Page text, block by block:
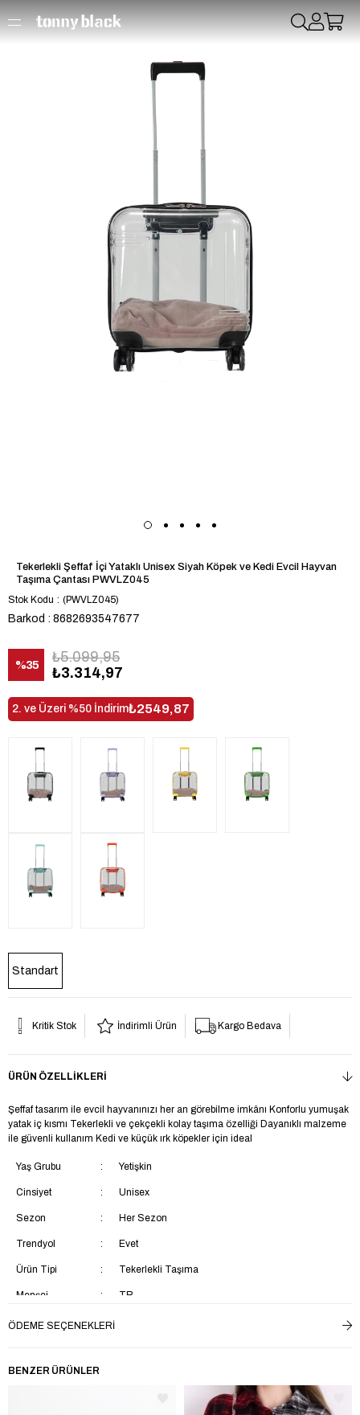
Tekerlekli Şeffaf İçi Yataklı Unisex Siyah Köpek ve Kedi Evcil Hayvan
Taşıma Çantası PWVLZ045
Stok Kodu
(PWVLZ045)
Barkod : 8682693547677
%35
İndirim
₺5.099,95
₺3.314,97
2. ve Üzeri %50 İndirim₺2549,87
Standart
Kritik Stok İndirimli Ürün Kargo Bedava
ÜRÜN ÖZELLIKLERI
Şeffaf tasarım ile evcil hayvanınızı her an görebilme imkânı Konforlu yumuşak
yatak iç kısmı Tekerlekli ve çekçekli kolay taşıma özelliği Dayanıklı malzeme
ile güvenli kullanım Kedi ve küçük ırk köpekler için ideal
Yaş Grubu Yetişkin
Cinsiyet Unisex
Sezon Her Sezon
Trendyol Evet
Ürün Tipi Tekerlekli Taşıma
Menşei TR
ÖDEME SEÇENEKLERI
BENZER ÜRÜNLER